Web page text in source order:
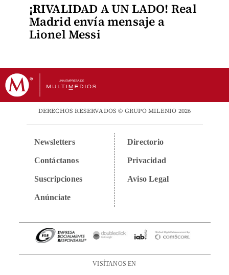
¡RIVALIDAD A UN LADO! Real
Madrid envía mensaje a
Lionel Messi
DERECHOS RESERVADOS © GRUPO MILENIO 2026
Newsletters
Contáctanos
Suscripciones
Anúnciate
Directorio
Privacidad
Aviso Legal
VISÍTANOS EN